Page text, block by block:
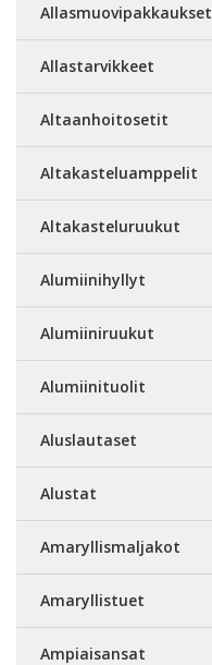
Allasmuovipakkaukset
Allastarvikkeet
Altaanhoitosetit
Altakasteluamppelit
Altakasteluruukut
Alumiinihyllyt
Alumiiniruukut
Alumiinituolit
Aluslautaset
Alustat
Amaryllismaljakot
Amaryllistuet
Ampiaisansat